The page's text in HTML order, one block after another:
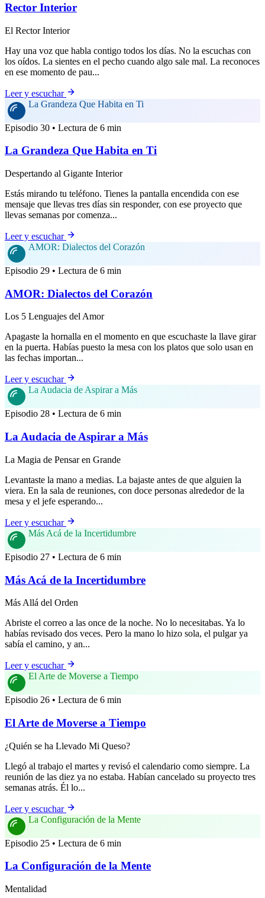
Rector Interior
El Rector Interior
Hay una voz que habla contigo todos los días. No la escuchas con
los oídos. La sientes en el pecho cuando algo sale mal. La reconoces
en ese momento de pau...
Leer y escuchar
La Grandeza Que Habita en Ti
Episodio 30 • Lectura de 6 min
La Grandeza Que Habita en Ti
Despertando al Gigante Interior
Estás mirando tu teléfono. Tienes la pantalla encendida con ese
mensaje que llevas tres días sin responder, con ese proyecto que
llevas semanas por comenza...
Leer y escuchar
AMOR: Dialectos del Corazón
Episodio 29 • Lectura de 6 min
AMOR: Dialectos del Corazón
Los 5 Lenguajes del Amor
Apagaste la hornalla en el momento en que escuchaste la llave girar
en la puerta. Habías puesto la mesa con los platos que solo usan en
las fechas importan...
Leer y escuchar
La Audacia de Aspirar a Más
Episodio 28 • Lectura de 6 min
La Audacia de Aspirar a Más
La Magia de Pensar en Grande
Levantaste la mano a medias. La bajaste antes de que alguien la
viera. En la sala de reuniones, con doce personas alrededor de la
mesa y el jefe esperando...
Leer y escuchar
Más Acá de la Incertidumbre
Episodio 27 • Lectura de 6 min
Más Acá de la Incertidumbre
Más Allá del Orden
Abriste el correo a las once de la noche. No lo necesitabas. Ya lo
habías revisado dos veces. Pero la mano lo hizo sola, el pulgar ya
sabía el camino, y an...
Leer y escuchar
El Arte de Moverse a Tiempo
Episodio 26 • Lectura de 6 min
El Arte de Moverse a Tiempo
¿Quién se ha Llevado Mi Queso?
Llegó al trabajo el martes y revisó el calendario como siempre. La
reunión de las diez ya no estaba. Habían cancelado su proyecto tres
semanas atrás. Él lo...
Leer y escuchar
La Configuración de la Mente
Episodio 25 • Lectura de 6 min
La Configuración de la Mente
Mentalidad